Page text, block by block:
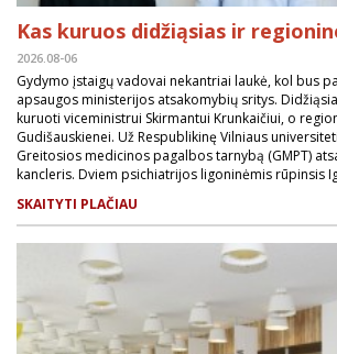
Kas kuruos didžiąsias ir
2026.08-06
Gydymo įstaigų vadovai nekantriai laukė, kol bus
apsaugos ministerijos atsakomybių sritys.
kuruoti viceministrui Skirmantui Krunkaičiui, o
Gudišauskienei. Už Respublikinę Vilniaus
Greitosios medicinos pagalbos tarnybą (GMPT)
kancleris. Dviem psichiatrijos ligoninėmis rūpinsis
SKAITYTI PLAČIAU